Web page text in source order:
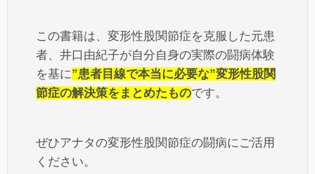
この書籍は、変形性股関節症を克服した元患
者、井口由紀子が自分自身の実際の闘病体験
を基に”患者目線で本当に必要な”変形性股関
節症の解決策をまとめたものです。
ぜひアナタの変形性股関節症の闘病にご活用
ください。